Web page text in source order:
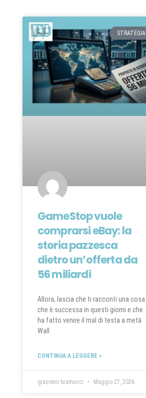
STRATEGIA
GameStop vuole
comprarsi eBay: la
storia pazzesca
dietro un’offerta da
56 miliardi
Allora, lascia che ti racconti una cosa
che è successa in questi giorni e che
ha fatto venire il mal di testa a metà
Wall
CONTINUA A LEGGERE »
giacomo bramucci Maggio 27, 2026